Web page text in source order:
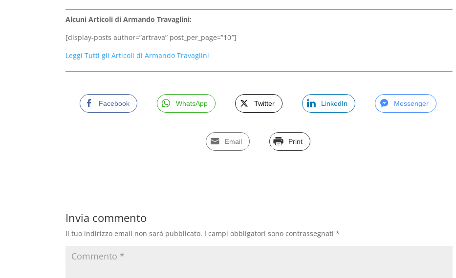
Alcuni Articoli di Armando Travaglini:
[display-posts author=”artrava” post_per_page=”10″]
Leggi Tutti gli Articoli di Armando Travaglini
Facebook WhatsApp Twitter LinkedIn Messenger
Email Print
Invia commento
Il tuo indirizzo email non sarà pubblicato. I campi obbligatori sono contrassegnati*